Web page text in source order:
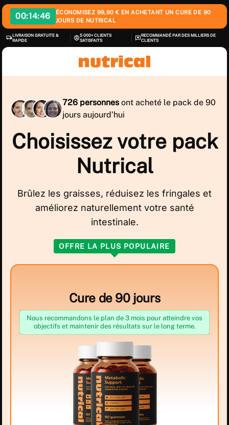
00:14:45
ÉCONOMISEZ 99,90 € EN ACHETANT UN CURE DE 90
JOURS DE NUTRICAL
LIVRAISON GRATUITE &
RAPIDE
5 000+ CLIENTS
SATISFAITS
RECOMMANDÉ PAR DES MILLIERS DE
CLIENTS
726 personnes ont acheté le pack de 90
jours aujourd’hui
Choisissez votre pack
Nutrical
Brûlez les graisses, réduisez les fringales et
améliorez naturellement votre santé
intestinale.
OFFRE LA PLUS POPULAIRE
Cure de 90 jours
Nous recommandons le plan de 3 mois pour atteindre vos
objectifs et maintenir des résultats sur le long terme.